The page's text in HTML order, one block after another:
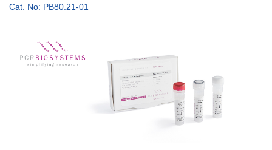
Cat. No: PB80.21-01